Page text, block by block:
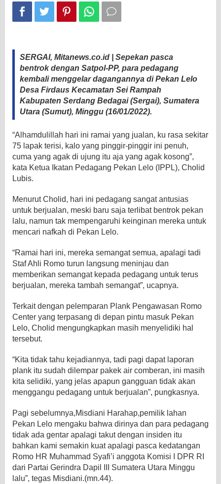
SERGAI, Mitanews.co.id | Sepekan pasca
bentrok dengan Satpol-PP, para pedagang
kembali menggelar dagangannya di Pekan Lelo
Desa Firdaus Kecamatan Sei Rampah
Kabupaten Serdang Bedagai (Sergai), Sumatera
Utara (Sumut), Minggu (16/01/2022).
“Alhamdulillah hari ini ramai yang jualan, ku rasa sekitar
75 lapak terisi, kalo yang pinggir-pinggir ini penuh,
cuma yang agak di ujung itu aja yang agak kosong”,
kata Ketua Ikatan Pedagang Pekan Lelo (IPPL), Cholid
Lubis.
Menurut Cholid, hari ini pedagang sangat antusias
untuk berjualan, meski baru saja terlibat bentrok pekan
lalu, namun tak mempengaruhi keinginan mereka untuk
mencari nafkah di Pekan Lelo.
“Ramai hari ini, mereka semangat semua, apalagi tadi
Staf Ahli Romo turun langsung meninjau dan
memberikan semangat kepada pedagang untuk terus
berjualan, mereka tambah semangat”, ucapnya.
Terkait dengan pelemparan Plank Pengawasan Romo
Center yang terpasang di depan pintu masuk Pekan
Lelo, Cholid mengungkapkan masih menyelidiki hal
tersebut.
“Kita tidak tahu kejadiannya, tadi pagi dapat laporan
plank itu sudah dilempar pakek air comberan, ini masih
kita selidiki, yang jelas apapun gangguan tidak akan
menggangu pedagang untuk berjualan”, pungkasnya.
Pagi sebelumnya,Misdiani Harahap,pemilik lahan
Pekan Lelo mengaku bahwa dirinya dan para pedagang
tidak ada gentar apalagi takut dengan insiden itu
bahkan kami semakin kuat apalagi pasca kedatangan
Romo HR Muhammad Syafi’i anggota Komisi I DPR RI
dari Partai Gerindra Dapil III Sumatera Utara Minggu
lalu”, tegas Misdiani.(mn.44).